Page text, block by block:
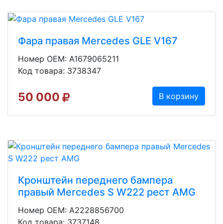
Фара правая Mercedes GLE V167
Номер OEM: A1679065211
Код товара: 3738347
50 000 В корзину
Кронштейн переднего бампера
правый Mercedes S W222 рест AMG
Номер OEM: A2228856700
Код товара: 3737148